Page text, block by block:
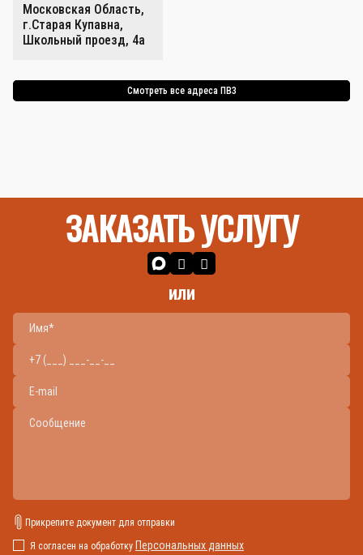
Московская Область,
г.Старая Купавна,
Школьный проезд, 4а
Смотреть все адреса ПВЗ
ЗАКАЗАТЬ УСЛУГУ
или
Прикрепите документ для отправки
Я согласен на обработку Персональных данных